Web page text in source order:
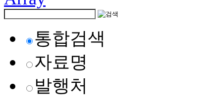
통합검색
자료명
발행처